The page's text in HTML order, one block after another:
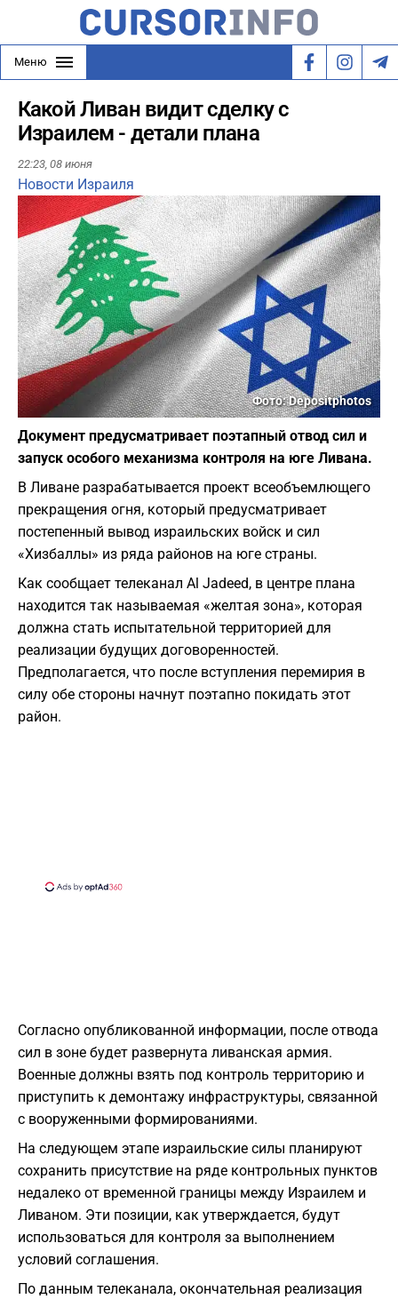
Меню
Какой Ливан видит сделку с
Израилем - детали плана
22:23, 08 июня
Новости Израиля
Фото: Depositphotos
Документ предусматривает поэтапный отвод сил и
запуск особого механизма контроля на юге Ливана.
В Ливане разрабатывается проект всеобъемлющего
прекращения огня, который предусматривает
постепенный вывод израильских войск и сил
«Хизбаллы» из ряда районов на юге страны.
Как сообщает телеканал Al Jadeed, в центре плана
находится так называемая «желтая зона», которая
должна стать испытательной территорией для
реализации будущих договоренностей.
Предполагается, что после вступления перемирия в
силу обе стороны начнут поэтапно покидать этот
район.
Согласно опубликованной информации, после отвода
сил в зоне будет развернута ливанская армия.
Военные должны взять под контроль территорию и
приступить к демонтажу инфраструктуры, связанной
с вооруженными формированиями.
На следующем этапе израильские силы планируют
сохранить присутствие на ряде контрольных пунктов
недалеко от временной границы между Израилем и
Ливаном. Эти позиции, как утверждается, будут
использоваться для контроля за выполнением
условий соглашения.
По данным телеканала, окончательная реализация